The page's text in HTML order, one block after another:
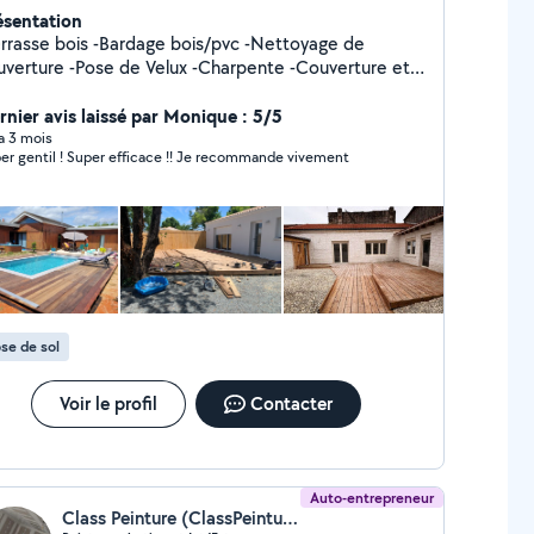
bois -Bardage bois/pvc -Nettoyage de
de Velux -Charpente -Couverture et
avis laissé par Monique : 5/5
3 mois
gentil ! Super efficace !! Je recommande vivement
de sol
Voir le profil Contacter
Auto-entrepreneur
Class Peinture (ClassPeinture)